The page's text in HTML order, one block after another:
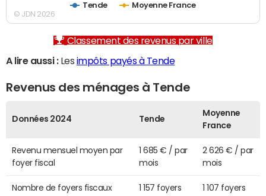
Tende Moyenne France
© JDN 2026
Classement des revenus par ville
A lire aussi :Les impôts payés à Tende
Revenus des ménages à Tende
Données 2024 Tende
Moyenne
France
Revenu mensuel moyen par
foyer fiscal
1 685 € / par
mois
2 626 € / par
mois
Nombre de foyers fiscaux 1 157 foyers 1 107 foyers